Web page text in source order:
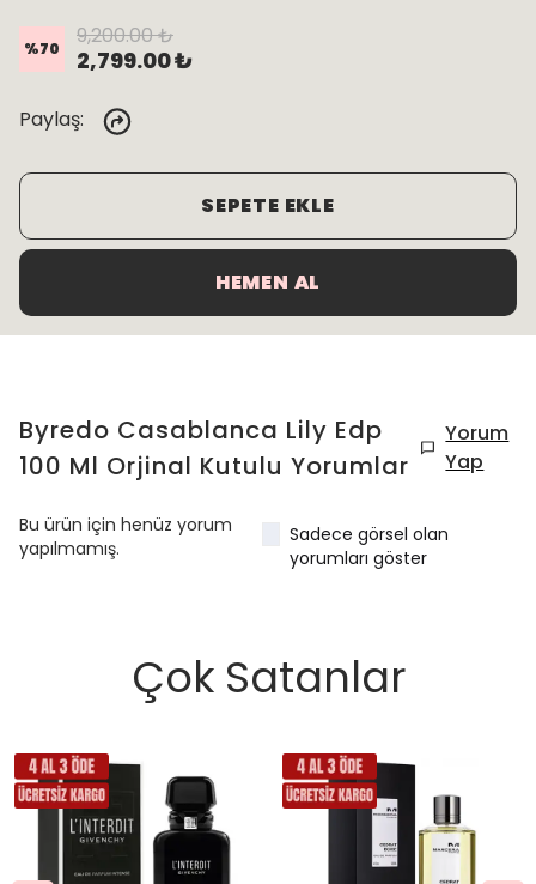
%70 9,200.00 ₺
2,799.00 ₺
Paylaş:
SEPETE EKLE
HEMEN AL
Byredo Casablanca Lily Edp
100 Ml Orjinal Kutulu Yorumlar
Yorum
Yap
Bu ürün için henüz yorum
yapılmamış.
Sadece görsel olan
yorumları göster
Çok Satanlar